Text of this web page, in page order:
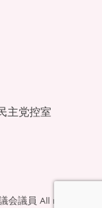
主党控室
会議員 All rights